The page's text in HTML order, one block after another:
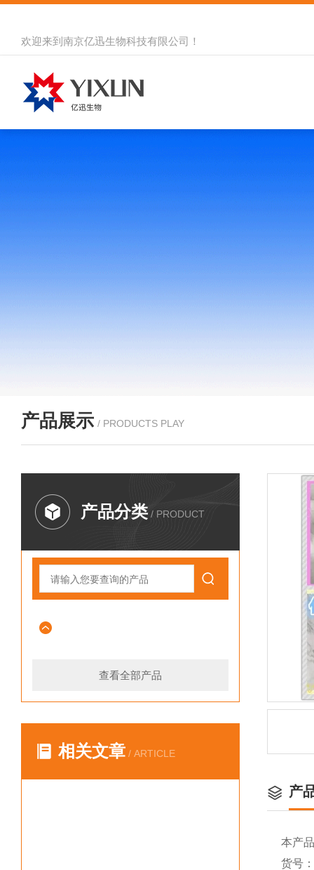
欢迎来到 南京亿迅生物科技有限公司 ！
产品展示 / PRODUCTS PLAY
产品分类 / PRODUCT
查看全部产品
相关文章 / ARTICLE
产
本产
货号